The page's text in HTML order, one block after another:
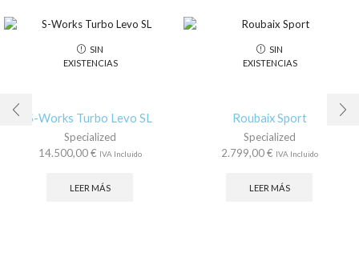
SIN
EXISTENCIAS
S-Works Turbo Levo SL
Specialized
14.500,00€ IVA Incluido
LEER MÁS
SIN
EXISTENCIAS
Roubaix Sport
Specialized
2.799,00€ IVA Incluido
LEER MÁS